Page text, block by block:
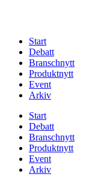
Start
Debatt
Branschnytt
Produktnytt
Event
Arkiv
Start
Debatt
Branschnytt
Produktnytt
Event
Arkiv